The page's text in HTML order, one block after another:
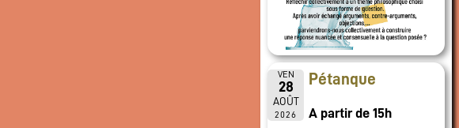
VEN
28
AOÛT
2026
Pétanque
A partir de 15h